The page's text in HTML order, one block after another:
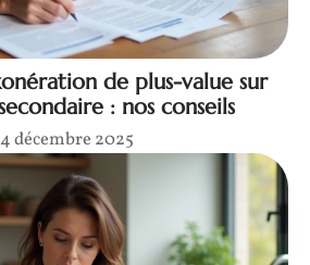
de plus-value sur
: nos conseils
4 décembre 2025